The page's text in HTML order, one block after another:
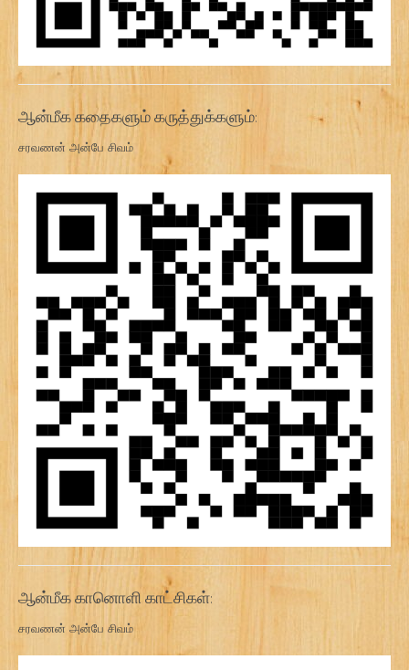
ஆன்மீக கதைகளும் கருத்துக்களும்:
சரவணன் அன்பே சிவம்
ஆன்மீக கானொளி காட்சிகள்:
சரவணன் அன்பே சிவம்